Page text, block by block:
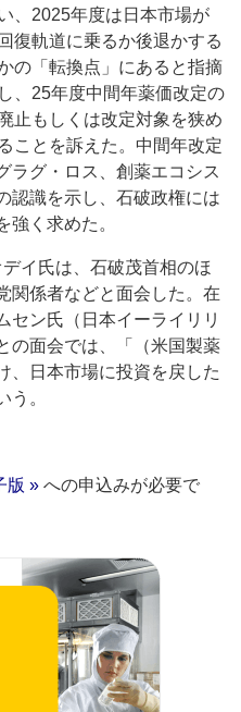
、2025年度は日本市場が
回復軌道に乗るか後退かする
の「転換点」にあると指摘
し、25年度中間年薬価改定の
止もしくは改定対象を狭め
ることを訴えた。中間年改定
ラグ・ロス、創薬エコシス
認識を示し、石破政権には
強く求めた。
イ氏は、石破茂首相のほ
関係者などと面会した。在
セン氏（日本イーライリリ
の面会では、「（米国製薬
、日本市場に投資を戻した
う。
版 » への申込みが必要で